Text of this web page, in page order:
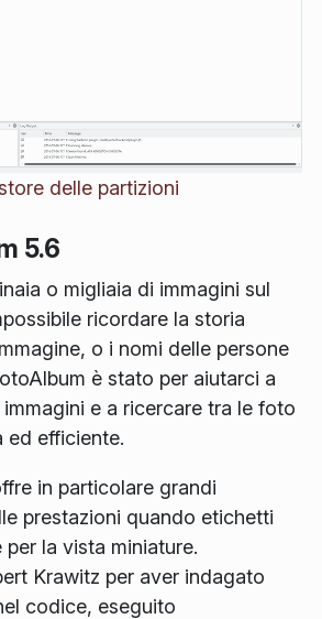
delle partizioni
5.6
o migliaia di immagini sul
ricordare la storia
o i nomi delle persone
è stato per aiutarci a
e a ricercare tra le foto
ed efficiente.
in particolare grandi
prestazioni quando etichetti
la vista miniature.
Krawitz per aver indagato
codice, eseguito